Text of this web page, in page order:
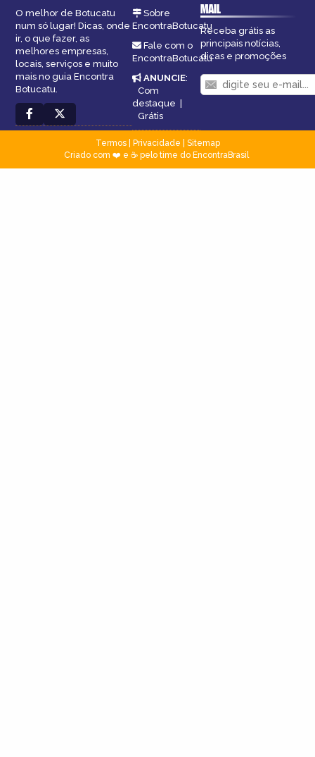
O melhor de Botucatu
num só lugar! Dicas, onde
ir, o que fazer, as
melhores empresas,
locais, serviços e muito
mais no guia Encontra
Botucatu.
Sobre
EncontraBotucatu
Fale com o
EncontraBotucatu
ANUNCIE:
Com
destaque |
Grátis
MAIL
Receba grátis as
principais notícias,
dicas e promoções
Termos| Privacidade
Sitemap
Criado com ❤️ e ☕ pelo time do EncontraBrasil